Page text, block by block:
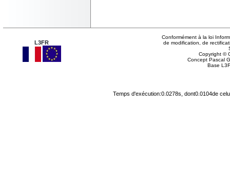
L3FR
Conformément à la loi
de modification, de
Copyright ©
Concept Pascal
Base
Temps d'exécution:0.0278s, dont0.0104de